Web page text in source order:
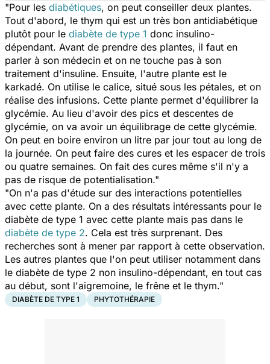
"Pour les diabétiques, on peut conseiller deux plantes.
Tout d'abord, le thym qui est un très bon antidiabétique
plutôt pour le diabète de type 1 donc insulino-
dépendant. Avant de prendre des plantes, il faut en
parler à son médecin et on ne touche pas à son
traitement d'insuline. Ensuite, l'autre plante est le
karkadé. On utilise le calice, situé sous les pétales, et on
réalise des infusions. Cette plante permet d'équilibrer la
glycémie. Au lieu d'avoir des pics et descentes de
glycémie, on va avoir un équilibrage de cette glycémie.
On peut en boire environ un litre par jour tout au long de
la journée. On peut faire des cures et les espacer de trois
ou quatre semaines. On fait des cures même s'il n'y a
pas de risque de potentialisation."
"On n'a pas d'étude sur des interactions potentielles
avec cette plante. On a des résultats intéressants pour le
diabète de type 1 avec cette plante mais pas dans le
diabète de type 2. Cela est très surprenant. Des
recherches sont à mener par rapport à cette observation.
Les autres plantes que l'on peut utiliser notamment dans
le diabète de type 2 non insulino-dépendant, en tout cas
au début, sont l'aigremoine, le frêne et le thym."
DIABÈTE DE TYPE 1 PHYTOTHÉRAPIE